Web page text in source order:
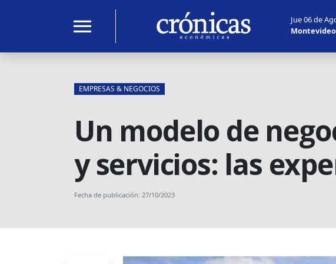
menu
Jue 06 de
EMPRESAS & NEGOCIOS
Un modelo de
y servicios: las
Fecha de publicación: 27/10/2023